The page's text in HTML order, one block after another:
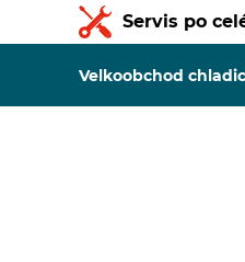
Servis po
Velkoobchod